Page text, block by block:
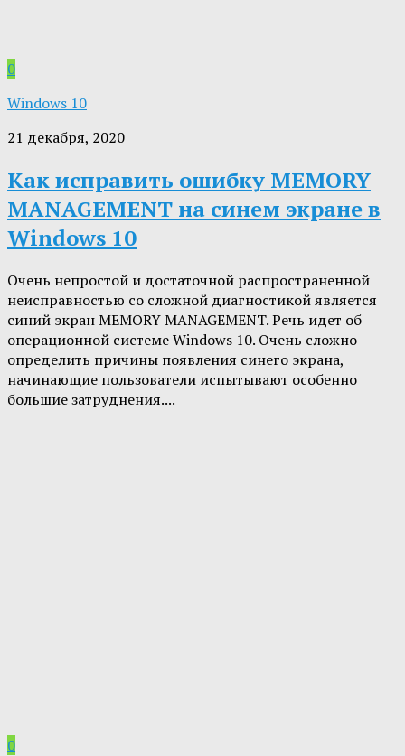
0
Windows 10
21 декабря, 2020
Как исправить ошибку MEMORY
MANAGEMENT на синем экране в
Windows 10
Очень непростой и достаточной распространенной
неисправностью со сложной диагностикой является
синий экран MEMORY MANAGEMENT. Речь идет об
операционной системе Windows 10. Очень сложно
определить причины появления синего экрана,
начинающие пользователи испытывают особенно
большие затруднения....
0